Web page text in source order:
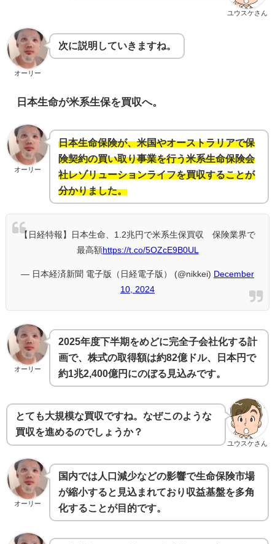
ユウスケさん
オーリー
次に説明していきますね。
日本生命が米系生保を買収へ。
オーリー
日本生命保険が、米国やオーストラリアで保
険契約の買い取り事業を行う米系生命保険会
社レゾリューションライフを買収することが
分かりました。
【日経特報】日本生命、1.2兆円で米系生保買収 保険業界で
最高額https://t.co/5OZcE9B0UL
— 日本経済新聞 電子版（日経電子版） (@nikkei) December
10, 2024
オーリー
2025年度下半期をめどに完全子会社化する計
画で、株式の取得額は約82億ドル、日本円で
約1兆2,400億円にのぼる見込みです。
ユウスケさん
とても大規模な買収ですね。なぜこのような
買収を進めるのでしょうか？
オーリー
国内では人口減少などの影響で生命保険市場
が縮小すると見込まれており収益基盤を多角
化することが目的です。